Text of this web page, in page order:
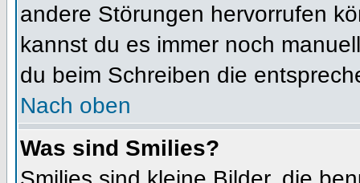
andere Störungen hervorrufen
kannst du es immer noch
du beim Schreiben die
Nach oben
Was sind Smilies?